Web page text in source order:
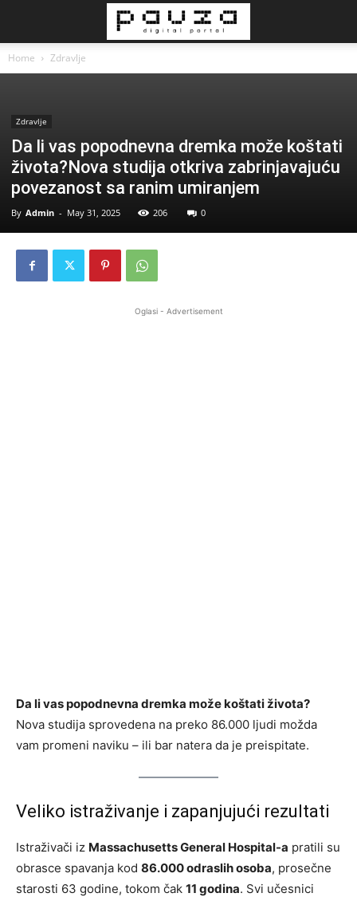
Home Zdravlje
Zdravlje
Da li vas popodnevna dremka može koštati
života?Nova studija otkriva zabrinjavajuću
povezanost sa ranim umiranjem
By Admin - May 31, 2025 206 0
Oglasi - Advertisement
Da li vas popodnevna dremka može koštati života?
Nova studija sprovedena na preko 86.000 ljudi možda
vam promeni naviku – ili bar natera da je preispitate.
Veliko istraživanje i zapanjujući rezultati
Istraživači iz Massachusetts General Hospital-a pratili su
obrasce spavanja kod 86.000 odraslih osoba, prosečne
starosti 63 godine, tokom čak 11 godina. Svi učesnici